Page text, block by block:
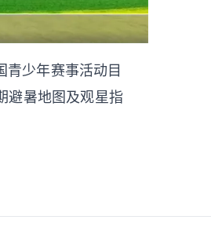
青少年赛事活动目
避暑地图及观星指